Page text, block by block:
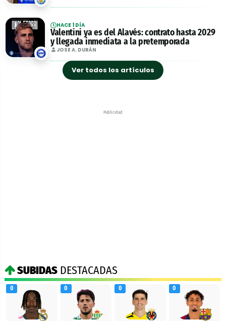
HACE 1 DÍA
Valentini ya es del Alavés: contrato hasta 2029
y llegada inmediata a la pretemporada
JOSE A. DURÁN
Ver todos los artículos
Publicidad
SUBIDAS DESTACADAS
0 0 0 0